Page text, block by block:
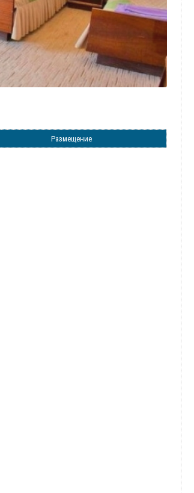
Размещение